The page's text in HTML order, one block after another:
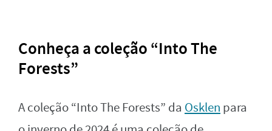
Conheça a coleção “Into The
Forests”
A coleção “Into The Forests” da Osklen para